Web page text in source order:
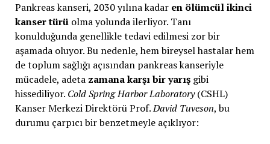
Pankreas kanseri, 2030 yılına kadar en ölümcül ikinci
kanser türüolma yolunda ilerliyor. Tanı
konulduğunda genellikle tedavi edilmesi zor bir
aşamada oluyor. Bu nedenle, hem bireysel hastalar hem
de toplum sağlığı açısından pankreas kanseriyle
mücadele, adeta zamana karşı bir yarışgibi
hissediliyor. Cold Spring Harbor Laboratory(CSHL)
Kanser Merkezi Direktörü Prof.David Tuveson, bu
durumu çarpıcı bir benzetmeyle açıklıyor: